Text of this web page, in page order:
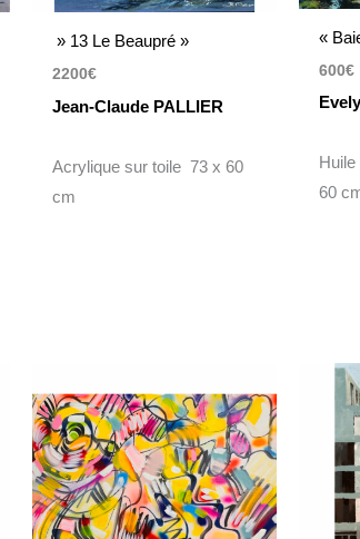
» 13 Le Beaupré »
2200€
Jean-Claude PALLIER
Acrylique sur toile 73 x 60
cm
«
600€
60